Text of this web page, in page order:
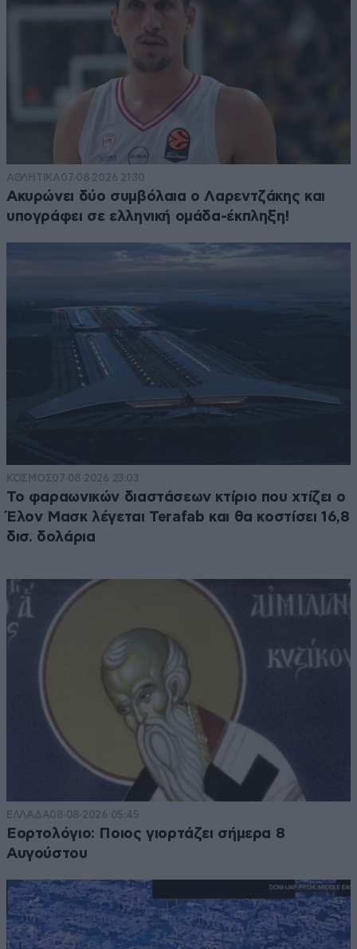
ΑΘΛΗΤΙΚΑ07·08·2026 21:30
Ακυρώνει δύο συμβόλαια ο Λαρεντζάκης και
υπογράφει σε ελληνική ομάδα-έκπληξη!
ΚΟΣΜΟΣ07·08·2026 23:03
Το φαραωνικών διαστάσεων κτίριο που χτίζει ο
Έλον Μασκ λέγεται Terafab και θα κοστίσει 16,8
δισ. δολάρια
ΕΛΛΑΔΑ08·08·2026 05:45
Εορτολόγιο: Ποιος γιορτάζει σήμερα 8
Αυγούστου